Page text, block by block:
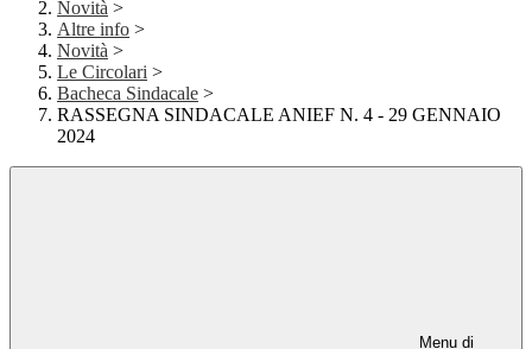
Novità >
Altre info >
Novità >
Le Circolari >
Bacheca Sindacale >
RASSEGNA SINDACALE ANIEF N. 4 - 29 GENNAIO
2024
Menu di